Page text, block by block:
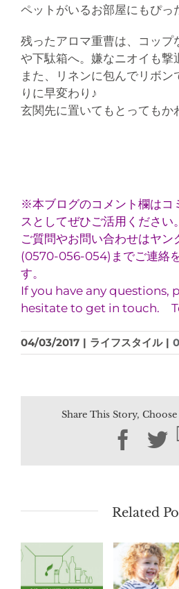
ペットがいるお部屋にもぴ
残ったアロマ重曹は、コップ
や下駄箱へ。嫌なニオイも撃
また、リネンに包んでリボ
りに早変わり♪
玄関先に置いてもとってもか
※本ブログのコメント欄はコ
スとしてぜひご活用ください。
ご質問やお問い合わせはヤン
(0570-056-054)までご連絡
す。
If you have any questions,
hesitate to get in touch.
04/03/2017 | ライフスタイル |
Share This Story,
Related